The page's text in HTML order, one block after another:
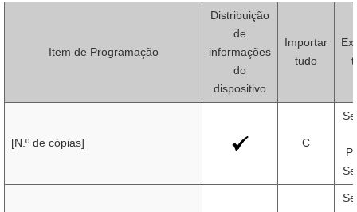
Item de Programação
Distribuição
de
informações
do
dispositivo
Importar
tudo
[N.º de cópias] C